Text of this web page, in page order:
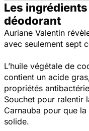
Les
déodorant
Auriane Valentin
avec seulement sept
L’huile végétale de
contient un acide
propriétés
Souchet pour ralentir
Carnauba pour que
solide.